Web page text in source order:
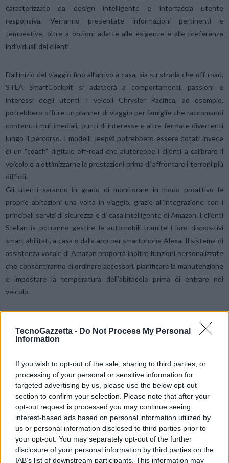
TecnoGazzetta - Do Not Process My Personal
Information
If you wish to opt-out of the sale, sharing to third parties, or
processing of your personal or sensitive information for
targeted advertising by us, please use the below opt-out
section to confirm your selection. Please note that after your
opt-out request is processed you may continue seeing
interest-based ads based on personal information utilized by
us or personal information disclosed to third parties prior to
your opt-out. You may separately opt-out of the further
disclosure of your personal information by third parties on the
IAB’s list of downstream participants. This information may
caratterizzato da design intelligente e interfaccia utente
responsiva. Verranno presentate informazioni pertinenti e
tempestive, oltre a opzioni adatte alle esigenze e alle preferenze
individuali dei clienti.
Dall’inizio del viaggio fino all’arrivo a casa, sia su strada che off-road,
STLA SmartCockpit si adatterà a comportamenti, passioni e
interessi degli utenti. I veicoli Chrysler Pacifica, ad esempio,
potrebbero offrire un planner di viaggio per famiglie che raccomandi
contenuti multimediali, punti di interesse e altre fermate divertenti
lungo il percorso. I modelli Jeep® potrebbero essere dotati invece
di un “coach” digitale off-road che aiuterebbe i clienti a calibrare il
veicolo e a ottimizzarne le prestazioni prima di affrontare i terreni più
difficili.
Gli utenti saranno in grado di monitorare in modo proattivo le
proprie abitazioni una volta in viaggio, grazie all’integrazione con i
principali servizi di sicurezza e di casa intelligente di Amazon. I clienti
Stellantis potranno gestire le automobili tramite i loro dispositivi
smart abilitati, a casa o dalla app per smartphone Alexa. Il sistema di
assistenza vocale di Amazon proporrà inoltre funzioni personalizzate
che consentiranno di ordinare accessori, pianificare la manutenzione
e impostare la temperatura dell’abitacolo prima di entrare nel
veicolo.
joint venture costituita nel 2021 da Stellantis e Foxconnper
Ingegneria collaborativa e innovazione
Nell’ambito di un impegno pluriennale, Stellantis ha selezionato AWS
come provider cloud prescelto per le piattaforme di veicoli. Insieme,
le due aziende prevedono di costruire la prossima generazione di
infrastrutture abilitate dal cloud per la produzione di automobili,
anche per STLA SmartCockpit.